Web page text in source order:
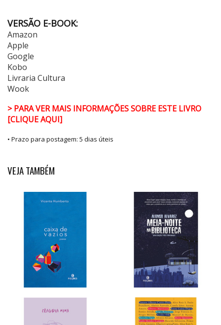
VERSÃO E-BOOK:
Amazon
Apple
Google
Kobo
Livraria Cultura
Wook
> PARA VER MAIS INFORMAÇÕES SOBRE ESTE LIVRO
[CLIQUE AQUI]
• Prazo para postagem: 5 dias úteis
VEJA TAMBÉM